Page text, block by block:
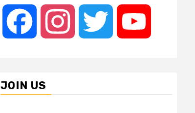
Facebook Instagram Twitter
JOIN US